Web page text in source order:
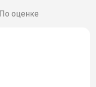
По оценке